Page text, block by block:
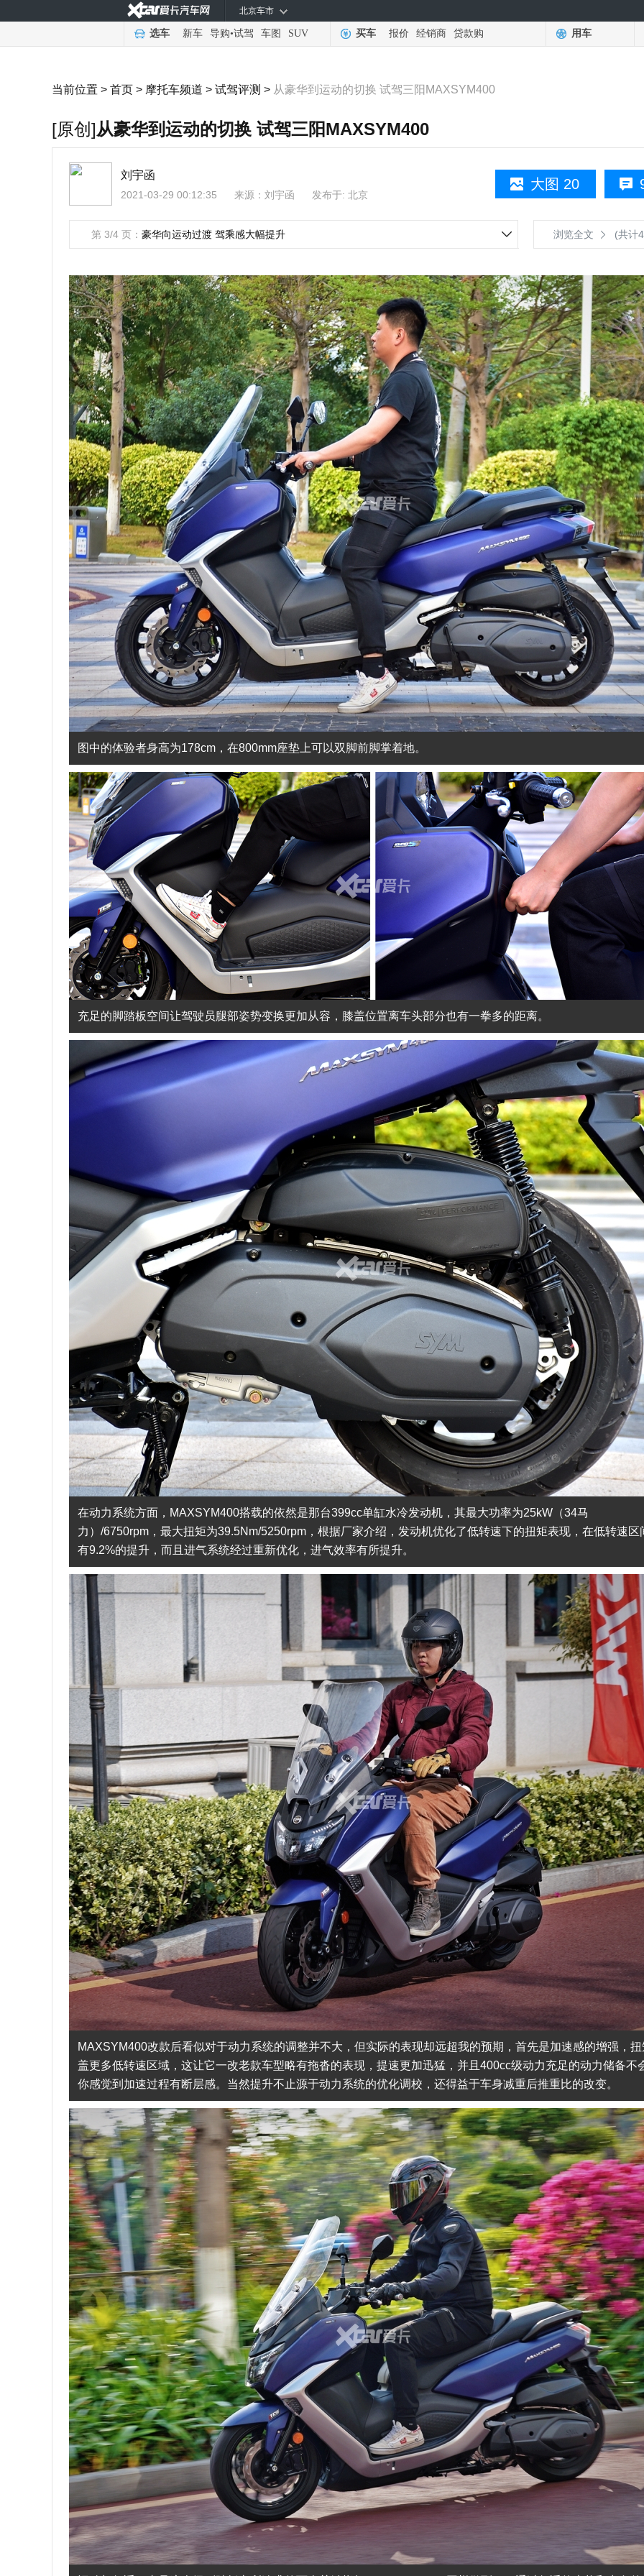
北京车市
选车 新车 导购•试驾 车图 SUV 买车 报价 经销商 贷款购 用车
当前位置 > 首页 > 摩托车频道 > 试驾评测 > 从豪华到运动的切换 试驾三阳MAXSYM400
[原创]从豪华到运动的切换 试驾三阳MAXSYM400
大图 20
刘宇函
2021-03-29 00:12:35 来源： 刘宇函 发布于: 北京
第 3/4 页： 豪华向运动过渡 驾乘感大幅提升 浏览全文 (共计
图中的体验者身高为178cm，在800mm座垫上可以双脚前脚掌着地。
充足的脚踏板空间让驾驶员腿部姿势变换更加从容，膝盖位置离车头部分也有一拳多的距离。
在动力系统方面，MAXSYM400搭载的依然是那台399cc单缸水冷发动机，其最大功率为25kW（34马
力）/6750rpm，最大扭矩为39.5Nm/5250rpm，根据厂家介绍，发动机优化了低转速下的扭矩表现，在低转速区
有9.2%的提升，而且进气系统经过重新优化，进气效率有所提升。
MAXSYM400改款后看似对于动力系统的调整并不大，但实际的表现却远超我的预期，首先是加速感的增强，
盖更多低转速区域，这让它一改老款车型略有拖沓的表现，提速更加迅猛，并且400cc级动力充足的动力储备不
你感觉到加速过程有断层感。当然提升不止源于动力系统的优化调校，还得益于车身减重后推重比的改变。